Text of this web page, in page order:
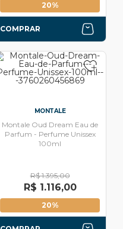
20%
COMPRAR
MONTALE
Montale Oud Dream Eau de
Parfum - Perfume Unissex
100ml
R$ 1.395,00
R$ 1.116,00
20%